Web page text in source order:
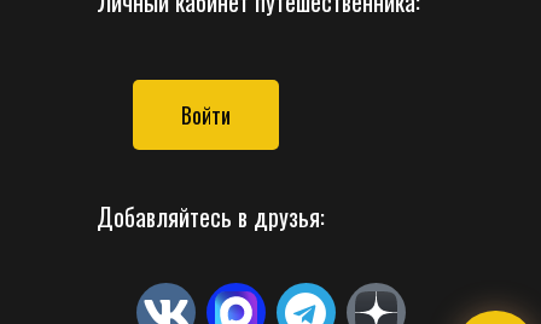
Войти
Добавляйтесь в друзья: